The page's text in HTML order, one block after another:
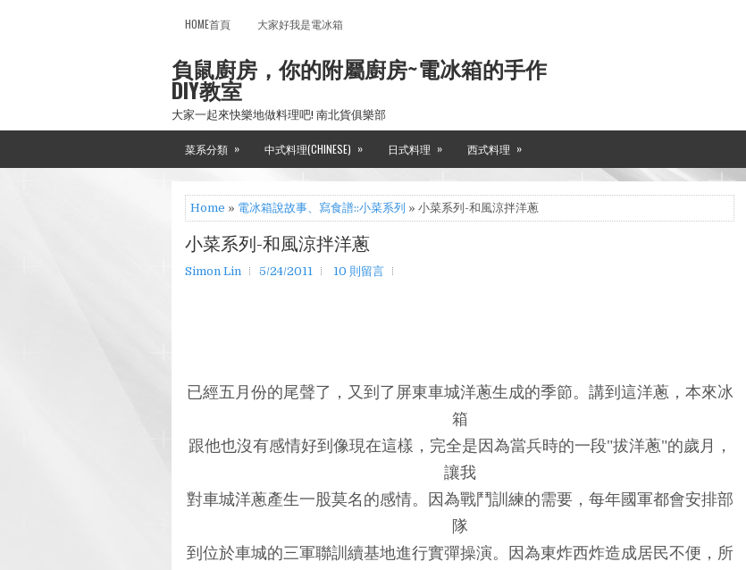
HOME首頁 大家好我是電冰箱
負鼠廚房，你的附屬廚房~電冰箱的手作
DIY教室
大家一起來快樂地做料理吧! 南北貨俱樂部
菜系分類 » 中式料理(CHINESE) » 日式料理 » 西式料理 »
Home » 電冰箱說故事、寫食譜::小菜系列 » 小菜系列-和風涼拌洋蔥
小菜系列-和風涼拌洋蔥
Simon Lin 5/24/2011 10 則留言
已經五月份的尾聲了，又到了屏東車城洋蔥生成的季節。講到這洋蔥，本來冰
箱
跟他也沒有感情好到像現在這樣，完全是因為當兵時的一段"拔洋蔥"的歲月，
讓我
對車城洋蔥產生一股莫名的感情。因為戰鬥訓練的需要，每年國軍都會安排部
隊
到位於車城的三軍聯訓續基地進行實彈操演。因為東炸西炸造成居民不便，所